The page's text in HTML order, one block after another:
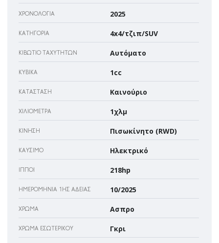
ΧΡΟΝΟΛΟΓΊΑ 2025
ΚΑΤΗΓΟΡΊΑ 4x4/τζιπ/SUV
ΚΙΒΏΤΙΟ ΤΑΧΥΤΉΤΩΝ Αυτόματο
ΚΥΒΙΚΆ 1cc
ΚΑΤΆΣΤΑΣΗ Καινούριο
ΧΙΛΙΌΜΕΤΡΑ 1χλμ
ΚΊΝΗΣΗ Πισωκίνητο (RWD)
ΚΑΎΣΙΜΟ Ηλεκτρικό
ΊΠΠΟΙ 218hp
ΗΜΕΡΟΜΗΝΊΑ 1ΗΣ ΆΔΕΙΑΣ 10/2025
ΧΡΏΜΑ Ασπρο
ΧΡΏΜΑ ΕΣΩΤΕΡΙΚΟΎ Γκρι